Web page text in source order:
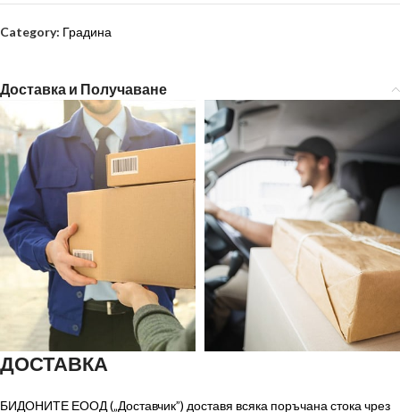
Category: Градина
Доставка и Получаване
ДОСТАВКА
БИДОНИТЕ ЕООД („Доставчик”) доставя всяка поръчана стока чрез